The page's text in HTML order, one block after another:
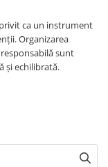
ca un instrument
Organizarea
sunt
și echilibrată.